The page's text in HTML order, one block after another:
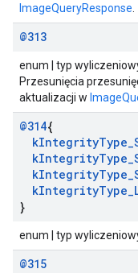
ImageQueryResponse
@313
enum | typ
Przesunięcia
aktualizacji w
@314{
kIntegrityType_
kIntegrityType_
kIntegrityType_
kIntegrityType_
}
enum | typ
@315